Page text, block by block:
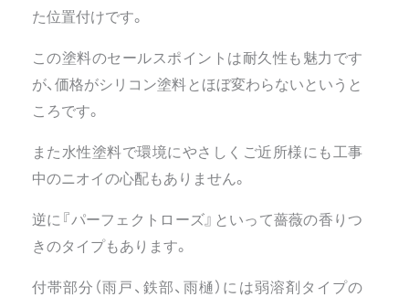
た位置付けです。
この塗料のセールスポイントは耐久性も魅力です
が、価格がシリコン塗料とほぼ変わらないというと
ころです。
また水性塗料で環境にやさしくご近所様にも工事
中のニオイの心配もありません。
逆に『パーフェクトローズ』といって薔薇の香りつ
きのタイプもあります。
付帯部分（雨戸、鉄部、雨樋）には弱溶剤タイプの